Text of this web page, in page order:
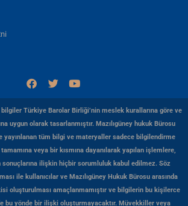
F
a
c
e
b
o
k
T
w
i
t
t
e
r
Y
o
u
t
u
e
Türkiye Barolar Birliği’nin meslek kurallarına göre ve
uygun olarak tasarlanmıştır. Mazılıgüney hukuk Bürosu
yayınlanan tüm bilgi ve materyaller sadece bilgilendirme
veya bir kısmına dayanılarak yapılan işlemlere,
sonuçlarına ilişkin hiçbir sorumluluk kabul edilmez. Söz
ile kullanıcılar ve Mazılıgüney Hukuk Bürosu arasında
oluşturulması amaçlanmamıştır ve bilgilerin bu kişilerce
bu yönde bir ilişki oluşturmayacaktır. Müvekkiller veya